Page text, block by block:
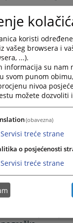
na natječaj
natječajnih
osnovnih radnji
na otvorene
svih svojih
u rezultate
u rezultate
informacija o
slanja prijave
se prijava vodi
problema u
putem e-
za slanje i
pozicije jer
BiH skraćuje
koristi
vašeg browsera i
...).
informacija su
svom punom
nivoa
možete
(obavezna)
Servisi treće strane
o posjećenosti
Servisi treće strane